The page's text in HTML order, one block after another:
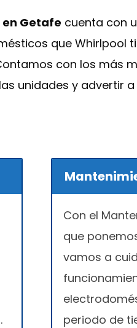
Getafe cuenta con
que
con los más
unidades y advertir
Con el
que
vamos a
periodo de